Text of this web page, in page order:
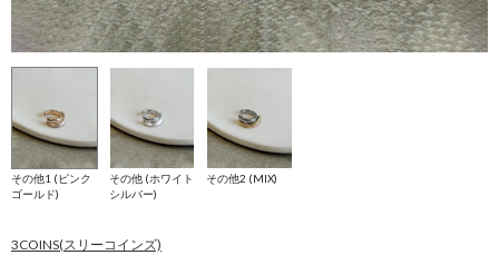
その他1 (ピンク
ゴールド)
その他 (ホワイト
シルバー)
その他2 (MIX)
3COINS(スリーコインズ)